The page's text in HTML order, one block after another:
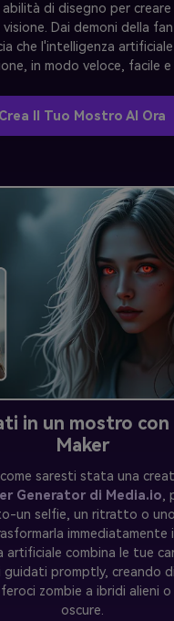
di disegno per
Dai demoni della
che l'intelligenza
in modo veloce, facile
Crea Il Tuo Mostro AI Ora
in un mostro
Maker
saresti stata una
Generator di Media.io,
un selfie, un ritratto o
immediatamente
artificiale combina le tue
guidati promptly, creando
zombie a ibridi alieni
oscure.